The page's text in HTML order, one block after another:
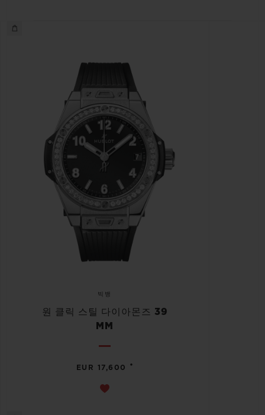
빅뱅
원 클릭 스틸 다이아몬즈 39
MM
EUR 17,600 •